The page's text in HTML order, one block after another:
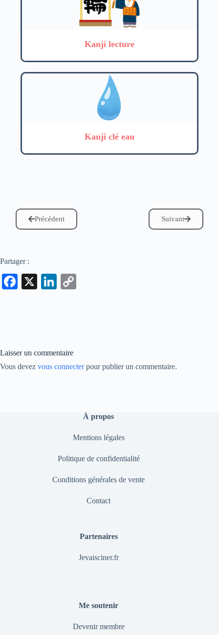
Kanji lecture
Kanji clé eau
Précédent Suivant
Partager :
Fa
X
Li
Laisser un commentaire
Vous devez vous connecterpour publier un commentaire.
À propos
Mentions légales
Politique de confidentialité
Conditions générales de vente
Contact
Partenaires
Jevaisciner.fr
Me soutenir
Devenir membre